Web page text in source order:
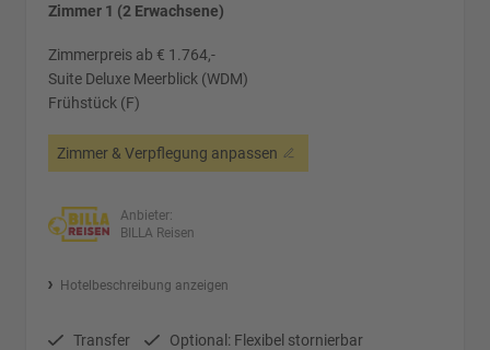
Zimmer 1 (2 Erwachsene)
Zimmerpreis ab € 1.764,-
Suite Deluxe Meerblick (WDM)
Frühstück (F)
Zimmer & Verpflegung anpassen
Anbieter:
BILLA Reisen
Hotelbeschreibung anzeigen
Transfer Optional: Flexibel stornierbar